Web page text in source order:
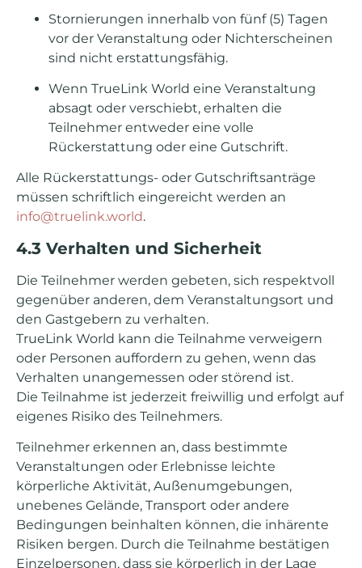
Stornierungen innerhalb von fünf (5) Tagen
vor der Veranstaltung oder Nichterscheinen
sind nicht erstattungsfähig.
Wenn TrueLink World eine Veranstaltung
absagt oder verschiebt, erhalten die
Teilnehmer entweder eine volle
Rückerstattung oder eine Gutschrift.
Alle Rückerstattungs- oder Gutschriftsanträge
müssen schriftlich eingereicht werden an
info@truelink.world.
4.3 Verhalten und Sicherheit
Die Teilnehmer werden gebeten, sich respektvoll
gegenüber anderen, dem Veranstaltungsort und
den Gastgebern zu verhalten.
TrueLink World kann die Teilnahme verweigern
oder Personen auffordern zu gehen, wenn das
Verhalten unangemessen oder störend ist.
Die Teilnahme ist jederzeit freiwillig und erfolgt auf
eigenes Risiko des Teilnehmers.
Teilnehmer erkennen an, dass bestimmte
Veranstaltungen oder Erlebnisse leichte
körperliche Aktivität, Außenumgebungen,
unebenes Gelände, Transport oder andere
Bedingungen beinhalten können, die inhärente
Risiken bergen. Durch die Teilnahme bestätigen
Einzelpersonen, dass sie körperlich in der Lage